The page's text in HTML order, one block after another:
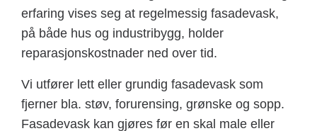
erfaring vises seg at regelmessig fasadevask,
på både hus og industribygg, holder
reparasjonskostnader ned over tid.
Vi utfører lett eller grundig fasadevask som
fjerner bla. støv, forurensing, grønske og sopp.
Fasadevask kan gjøres før en skal male eller